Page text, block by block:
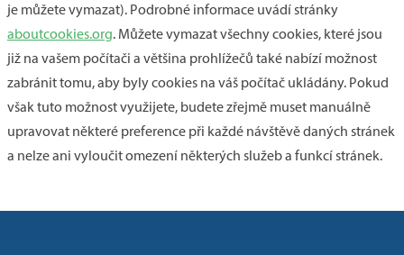
je můžete vymazat). Podrobné informace uvádí stránky
aboutcookies.org. Můžete vymazat všechny cookies, které jsou
již na vašem počítači a většina prohlížečů také nabízí možnost
zabránit tomu, aby byly cookies na váš počítač ukládány. Pokud
však tuto možnost využijete, budete zřejmě muset manuálně
upravovat některé preference při každé návštěvě daných stránek
a nelze ani vyloučit omezení některých služeb a funkcí stránek.